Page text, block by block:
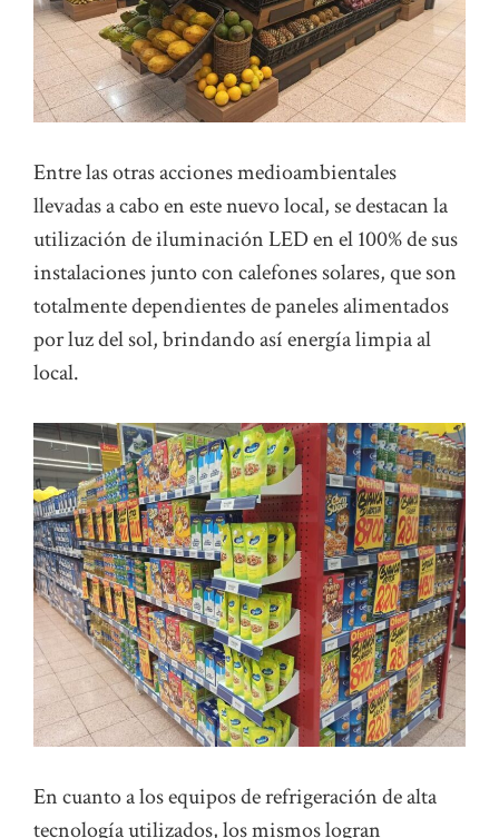
Entre las otras acciones medioambientales
llevadas a cabo en este nuevo local, se destacan la
utilización de iluminación LED en el 100% de sus
instalaciones junto con calefones solares, que son
totalmente dependientes de paneles alimentados
por luz del sol, brindando así energía limpia al
local.
En cuanto a los equipos de refrigeración de alta
tecnología utilizados, los mismos logran